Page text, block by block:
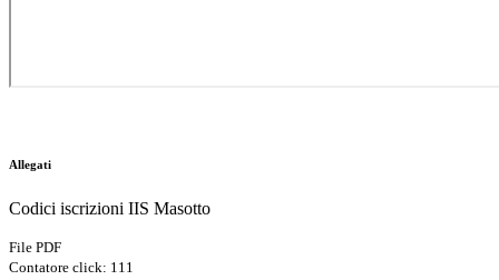
Allegati
Codici iscrizioni IIS Masotto
File PDF
Contatore click: 111